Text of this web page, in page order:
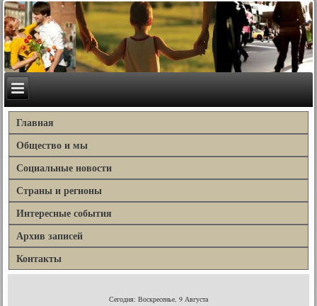
Главная
Общество и мы
Социальные новости
Страны и регионы
Интересные события
Архив записей
Контакты
Сегодня: Воскресенье, 9 Августа